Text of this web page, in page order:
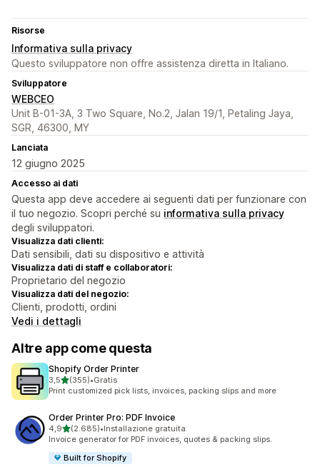
Risorse
Informativa sulla privacy
Questo sviluppatore non offre assistenza diretta in Italiano.
Sviluppatore
WEBCEO
Unit B-01-3A, 3 Two Square, No.2, Jalan 19/1, Petaling Jaya,
SGR, 46300, MY
Lanciata
12 giugno 2025
Accesso ai dati
Questa app deve accedere ai seguenti dati per funzionare con
il tuo negozio. Scopri perché su informativa sulla privacy
degli sviluppatori.
Visualizza dati clienti:
Dati sensibili, dati su dispositivo e attività
Visualizza dati di staff e collaboratori:
Proprietario del negozio
Visualizza dati del negozio:
Clienti, prodotti, ordini
Vedi i dettagli
Altre app come questa
Shopify Order Printer
3,5stelle su 5
(355)
355 recensioni totali
•Gratis
Print customized pick lists, invoices, packing slips and more
Order Printer Pro: PDF Invoice
4,9stelle su 5
(2.685)
2685 recensioni totali
•Installazione gratuita
Invoice generator for PDF invoices, quotes & packing slips.
Built for Shopify